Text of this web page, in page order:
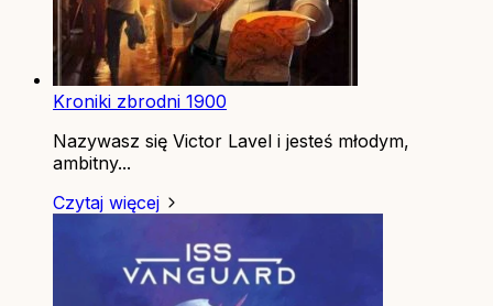
Kroniki zbrodni 1900
Nazywasz się Victor Lavel i jesteś młodym,
ambitny...
Czytaj więcej